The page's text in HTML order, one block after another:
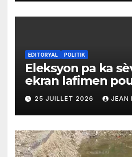
EDITORYAL POLITIK
Eleksyon pa ka
ekran lafimen
echèk tranzisyon
25 JUILLET 2026 JEAN